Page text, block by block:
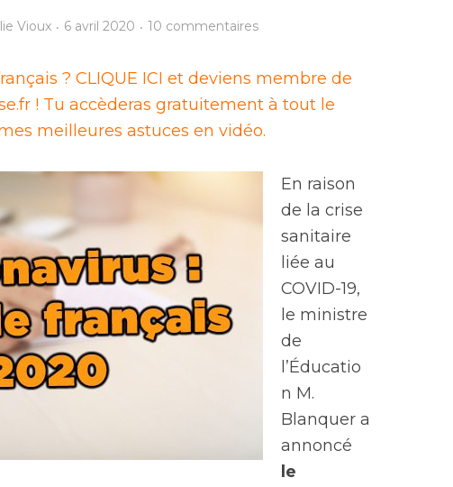
Vioux 6 avril 2020 10 commentaires
? CLIQUE ICI et deviens membre de
! Tu accèderas gratuitement à tout le
meilleures astuces en vidéo.
En raison
de la crise
sanitaire
liée au
COVID-19,
le ministre
de
l’Éducatio
n M.
Blanquer a
annoncé
le